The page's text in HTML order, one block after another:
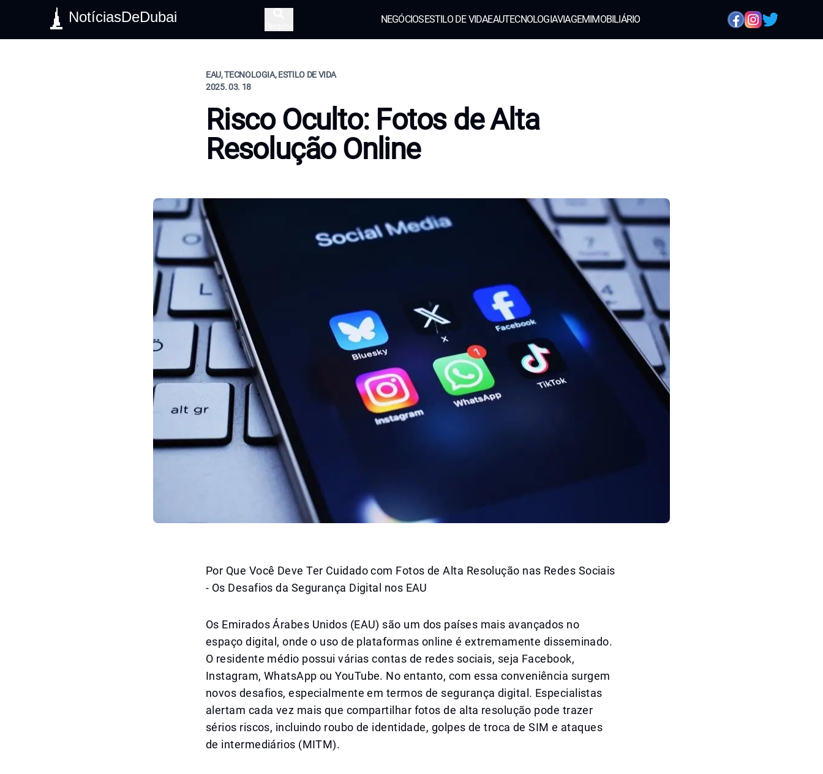
NotíciasDeDubai NEGÓCIOSESTILO DE VIDAEAUTECNOLOGIAVIAGEMIMOBILIÁRIO
EAU, TECNOLOGIA, ESTILO DE VIDA
2025. 03. 18
Risco Oculto: Fotos de Alta
Resolução Online
Por Que Você Deve Ter Cuidado com Fotos de Alta Resolução nas Redes Sociais
- Os Desafios da Segurança Digital nos EAU
Os Emirados Árabes Unidos (EAU) são um dos países mais avançados no
espaço digital, onde o uso de plataformas online é extremamente disseminado.
O residente médio possui várias contas de redes sociais, seja Facebook,
Instagram, WhatsApp ou YouTube. No entanto, com essa conveniência surgem
novos desafios, especialmente em termos de segurança digital. Especialistas
alertam cada vez mais que compartilhar fotos de alta resolução pode trazer
sérios riscos, incluindo roubo de identidade, golpes de troca de SIM e ataques
de intermediários (MITM).